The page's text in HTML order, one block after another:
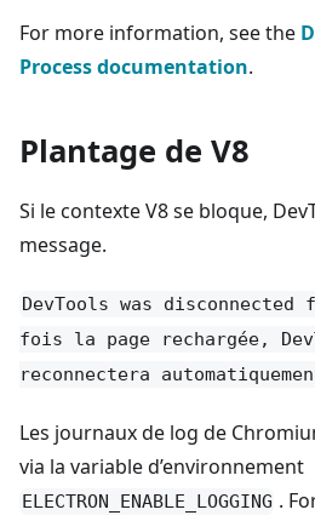
For more information, see the
Process documentation.
Plantage de V8
Si le contexte V8 se bloque,
message.
DevTools was disconnected
fois la page rechargée,
reconnectera
Les journaux de log de
via la variable d’environnement
ELECTRON_ENABLE_LOGGING .